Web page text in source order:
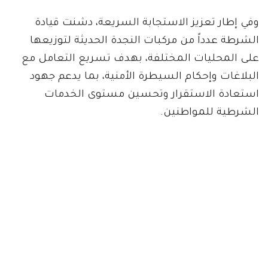
وفي إطار تعزيز الاستجابة السريعة، دشنت قيادة
الشرطة عدداً من مركبات النجدة الحديثة لتوزيعها
على المحليات المختلفة، بهدف تسريع التعامل مع
البلاغات وإحكام السيطرة الأمنية، بما يدعم جهود
استعادة الاستقرار وتحسين مستوى الخدمات
الشرطية للمواطنين.